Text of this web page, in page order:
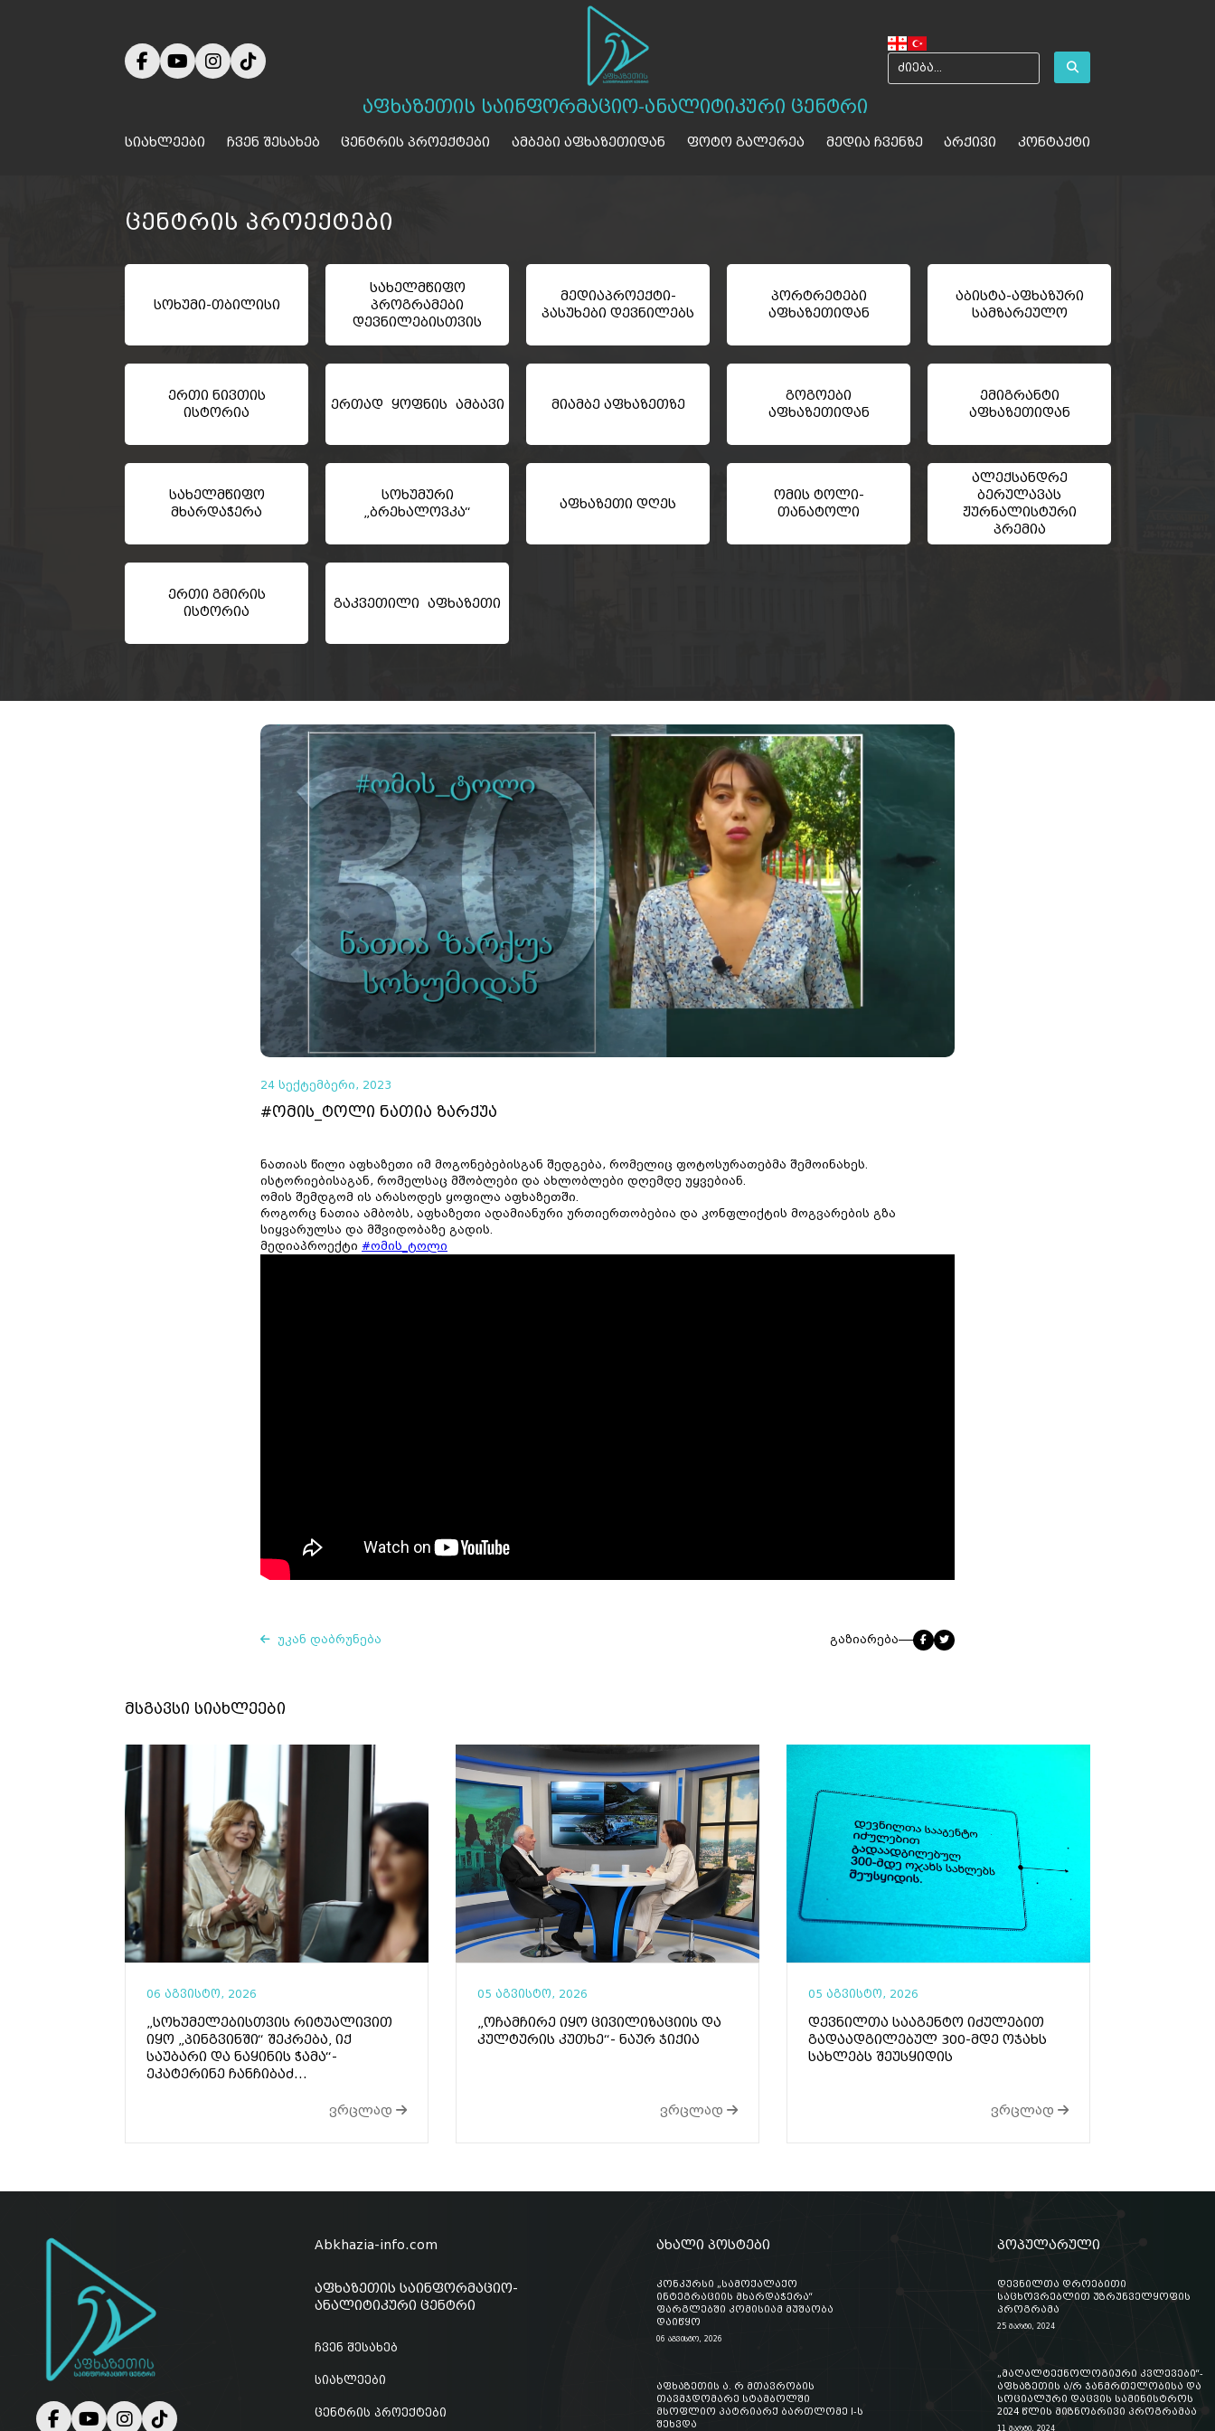
აფხაზეთის საინფორმაციო-ანალიტიკური ცენტრი
სიახლეები ჩვენ შესახებ ცენტრის პროექტები ამბები აფხაზეთიდან ფოტო გალერეა მედია ჩვენზე არქივი კონტაქტი
ცენტრის პროექტები
სოხუმი-თბილისი
სახელმწიფო
პროგრამები
დევნილებისთვის
მედიაპროექტი-
პასუხები დევნილებს
პორტრეტები
აფხაზეთიდან
აბისტა-აფხაზური
სამზარეულო
ერთი ნივთის
ისტორია
ერთად ყოფნის ამბავი მიამბე აფხაზეთზე
გოგოები
აფხაზეთიდან
ემიგრანტი
აფხაზეთიდან
სახელმწიფო
მხარდაჭერა
სოხუმური
„ბრეხალოვკა“
აფხაზეთი დღეს
ომის ტოლი-
თანატოლი
ალექსანდრე
ბერულავას
ჟურნალისტური
პრემია
ერთი გმირის
ისტორია
გაკვეთილი აფხაზეთი
24 სექტემბერი, 2023
#ომის_ტოლი ნათია ზარქუა
ნათიას წილი აფხაზეთი იმ მოგონებებისგან შედგება, რომელიც ფოტოსურათებმა შემოინახეს.
ისტორიებისაგან, რომელსაც მშობლები და ახლობლები დღემდე უყვებიან.
ომის შემდგომ ის არასოდეს ყოფილა აფხაზეთში.
როგორც ნათია ამბობს, აფხაზეთი ადამიანური ურთიერთობებია და კონფლიქტის მოგვარების გზა
სიყვარულსა და მშვიდობაზე გადის.
მედიაპროექტი #ომის_ტოლი
უკან დაბრუნება გაზიარება
მსგავსი სიახლეები
06 აგვისტო, 2026
„სოხუმელებისთვის რიტუალივით
იყო „პინგვინში“ შეკრება, იქ
საუბარი და ნაყინის ჭამა“-
ეკატერინე ჩანჩიბაძ...
ვრცლად
05 აგვისტო, 2026
„ოჩამჩირე იყო ცივილიზაციის და
კულტურის კუთხე“- ნაურ ჯიქია
ვრცლად
05 აგვისტო, 2026
დევნილთა სააგენტო იძულებით
გადაადგილებულ 300-მდე ოჯახს
სახლებს შეუსყიდის
ვრცლად
Abkhazia-info.com
აფხაზეთის საინფორმაციო-
ანალიტიკური ცენტრი
ჩვენ შესახებ
სიახლეები
ცენტრის პროექტები
ახალი პოსტები
კონკურსი „სამოქალაქო
ინტეგრაციის მხარდაჭერა“
ფარგლებში კომისიამ მუშაობა
დაიწყო
06 აგვისტო, 2026
აფხაზეთის ა. რ მთავრობის
თავმჯდომარე სტამბოლში
მსოფლიო პატრიარქ ბართლომე I-ს
შეხვდა
პოპულარული
დევნილთა დროებითი
საცხოვრებლით უზრუნველყოფის
პროგრამა
25 მარტი, 2024
„მაღალტექნოლოგიური კვლევები“-
აფხაზეთის ა/რ ჯანმრთელობისა და
სოციალური დაცვის სამინისტროს
2024 წლის მიზნობრივი პროგრამაა
11 მარტი, 2024